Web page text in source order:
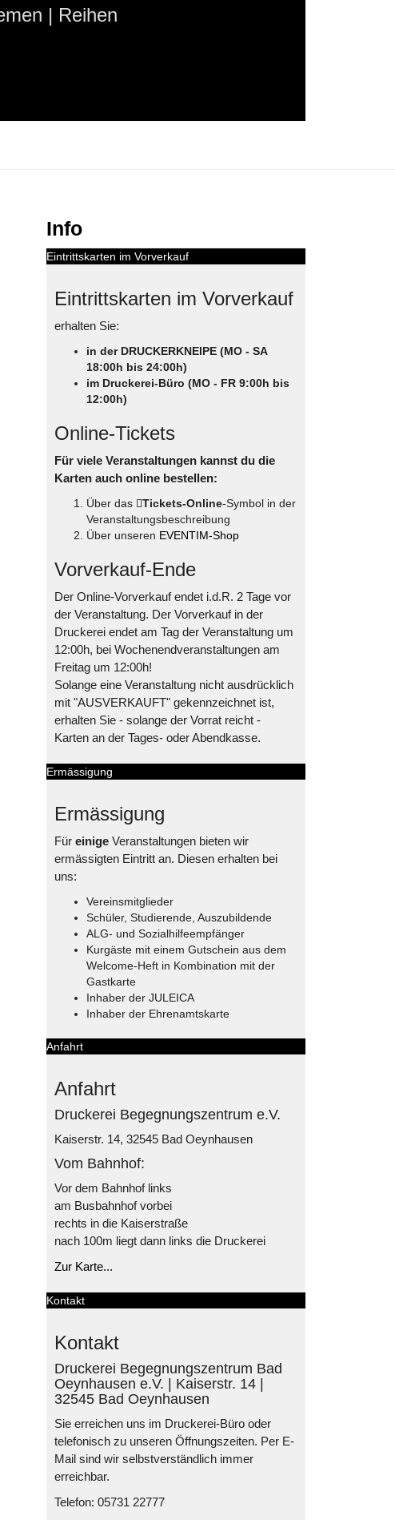
| Reihen
Info
Eintrittskarten im Vorverkauf
Eintrittskarten im Vorverkauf
erhalten Sie:
in der DRUCKERKNEIPE (MO - SA
18:00h bis 24:00h)
im Druckerei-Büro (MO - FR 9:00h bis
12:00h)
Online-Tickets
Für viele Veranstaltungen kannst du die
Karten auch online bestellen:
Über das Tickets-Online-Symbol in der
Veranstaltungsbeschreibung
Über unseren EVENTIM-Shop
Vorverkauf-Ende
Der Online-Vorverkauf endet i.d.R. 2 Tage vor
der Veranstaltung. Der Vorverkauf in der
Druckerei endet am Tag der Veranstaltung um
12:00h, bei Wochenendveranstaltungen am
Freitag um 12:00h!
Solange eine Veranstaltung nicht ausdrücklich
mit "AUSVERKAUFT" gekennzeichnet ist,
erhalten Sie - solange der Vorrat reicht -
Karten an der Tages- oder Abendkasse.
Ermässigung
Ermässigung
Für einigeVeranstaltungen bieten wir
ermässigten Eintritt an. Diesen erhalten bei
uns:
Vereinsmitglieder
Schüler, Studierende, Auszubildende
ALG- und Sozialhilfeempfänger
Kurgäste mit einem Gutschein aus dem
Welcome-Heft in Kombination mit der
Gastkarte
Inhaber der JULEICA
Inhaber der Ehrenamtskarte
Anfahrt
Anfahrt
Druckerei Begegnungszentrum e.V.
Kaiserstr. 14, 32545 Bad Oeynhausen
Vom Bahnhof:
Vor dem Bahnhof links
am Busbahnhof vorbei
rechts in die Kaiserstraße
nach 100m liegt dann links die Druckerei
Zur Karte...
Kontakt
Kontakt
Druckerei Begegnungszentrum Bad
Oeynhausen e.V. | Kaiserstr. 14 |
32545 Bad Oeynhausen
Sie erreichen uns im Druckerei-Büro oder
telefonisch zu unseren Öffnungszeiten. Per E-
Mail sind wir selbstverständlich immer
erreichbar.
Telefon: 05731 22777